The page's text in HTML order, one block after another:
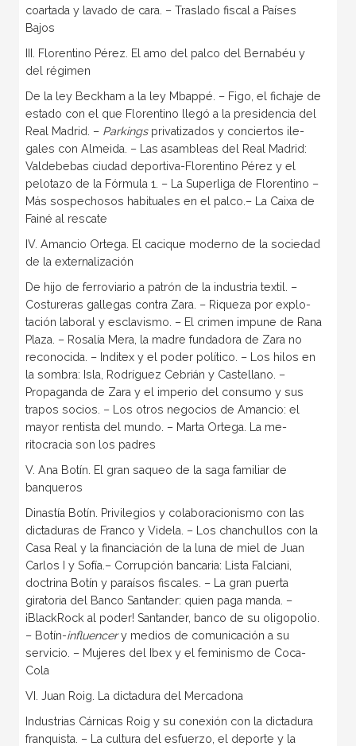
coartada y lavado de cara. – Traslado fiscal a Países
Bajos
III. Florentino Pérez. El amo del palco del Bernabéu y
del régimen
De la ley Beckham a la ley Mbappé. – Figo, el ficha­je de
estado con el que Florentino llegó a la presidencia del
Real Madrid. – Parkings privatizados y conciertos ile­
gales con Almeida. – Las asambleas del Real Madrid:
Valdebebas ciudad deportiva-Florentino Pérez y el
pelota­zo de la Fórmula 1. – La Superliga de Florentino –
Más sospechosos habituales en el palco.– La Caixa de
Fainé al rescate
IV. Amancio Ortega. El cacique moderno de la sociedad
de la externalización
De hijo de ferroviario a patrón de la industria textil. –
Costureras gallegas contra Zara. – Riqueza por explo­
tación laboral y esclavismo. – El crimen impune de Rana
Plaza. – Rosalía Mera, la madre fundadora de Zara no
reconocida. – Inditex y el poder político. – Los hilos en
la sombra: Isla, Rodríguez Cebrián y Caste­llano. –
Propaganda de Zara y el imperio del consumo y sus
trapos socios. – Los otros negocios de Amancio: el
mayor rentista del mundo. – Marta Ortega. La me­
ritocracia son los padres
V. Ana Botín. El gran saqueo de la saga familiar de
banqueros
Dinastía Botín. Privilegios y colaboracionismo con las
dic­taduras de Franco y Videla. – Los chanchullos con la
Casa Real y la financiación de la luna de miel de Juan
Carlos I y Sofía.– Corrupción bancaria: Lista Falciani,
doctri­na Botín y paraísos fiscales. – La gran puerta
giratoria del Banco Santander: quien paga manda. –
¡Blac­kRock al poder! Santander, banco de su oligopolio.
– Botín-influencery medios de comunicación a su
servicio. – Mujeres del Ibex y el feminismo de Coca-
Cola
VI. Juan Roig. La dictadura del Mercadona
Industrias Cárnicas Roig y su conexión con la dictadura
franquista. – La cultura del esfuerzo, el deporte y la